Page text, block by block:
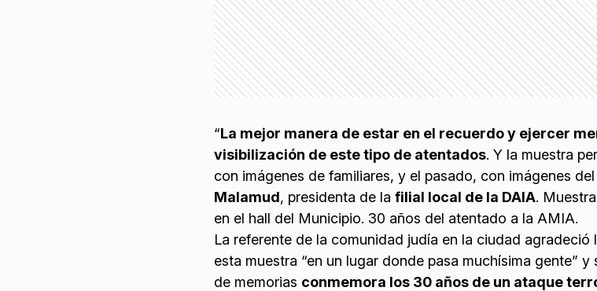
“La mejor manera de estar en el recuerdo y ejercer
visibilización de este tipo de atentados. Y la muestra
con imágenes de familiares, y el pasado, con imágenes
Malamud, presidenta de la filial local de la DAIA.
en el hall del Municipio. 30 años del atentado a la AMIA.
La referente de la comunidad judía en la ciudad agradeció
esta muestra “en un lugar donde pasa muchísima gente” y
de memorias conmemora los 30 años de un ataque